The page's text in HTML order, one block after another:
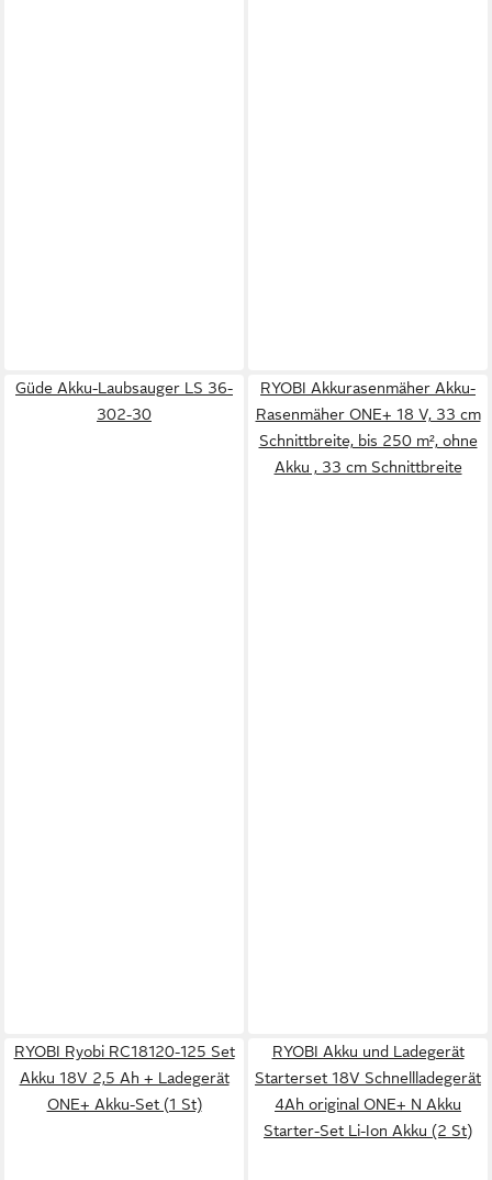
Güde Akku-Laubsauger LS 36-
302-30
RYOBI Akkurasenmäher Akku-
Rasenmäher ONE+ 18 V, 33 cm
Schnittbreite, bis 250 m², ohne
Akku , 33 cm Schnittbreite
RYOBI Ryobi RC18120-125 Set
Akku 18V 2,5 Ah + Ladegerät
ONE+ Akku-Set (1 St)
RYOBI Akku und Ladegerät
Starterset 18V Schnellladegerät
4Ah original ONE+ N Akku
Starter-Set Li-Ion Akku (2 St)